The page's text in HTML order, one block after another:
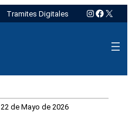
Tramites Digitales Instagram
X
22 de Mayo de 2026